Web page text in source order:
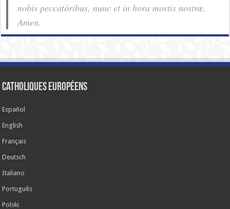
nobis pec­ca­tóribus, nunc et in hora mortis nostræ.
Amen.
Catholiques européens
Español
English
Français
Deutsch
Italiano
Português
Polski